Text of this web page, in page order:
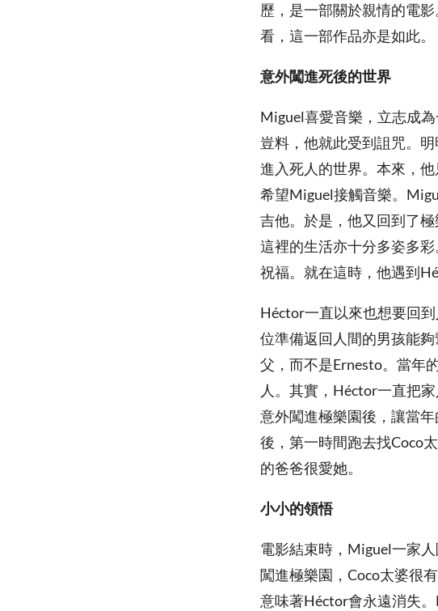
歷，是一部關於親情的電
看，這一部作品亦是如此。
意外闖進死後的世界
Miguel喜愛音樂，立志成
豈料，他就此受到詛咒。
進入死人的世界。本來，
希望Miguel接觸音樂。
吉他。於是，他又回到了
這裡的生活亦十分多姿多
祝福。就在這時，他遇到
Héctor一直以來也想要回
位準備返回人間的男孩能
父，而不是Ernesto。當年
人。其實，Héctor一直把
意外闖進極樂園後，讓當
後，第一時間跑去找Coco
的爸爸很愛她。
小小的領悟
電影結束時，Miguel一家
闖進極樂園，Coco太婆很
意味著Héctor會永遠消失